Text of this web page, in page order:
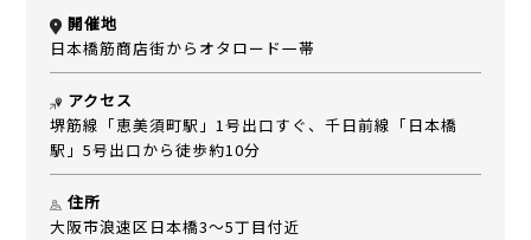
開催地
日本橋筋商店街からオタロード一帯
アクセス
堺筋線「恵美須町駅」1号出口すぐ、千日前線「日本橋
駅」5号出口から徒歩約10分
住所
大阪市浪速区日本橋3～5丁目付近